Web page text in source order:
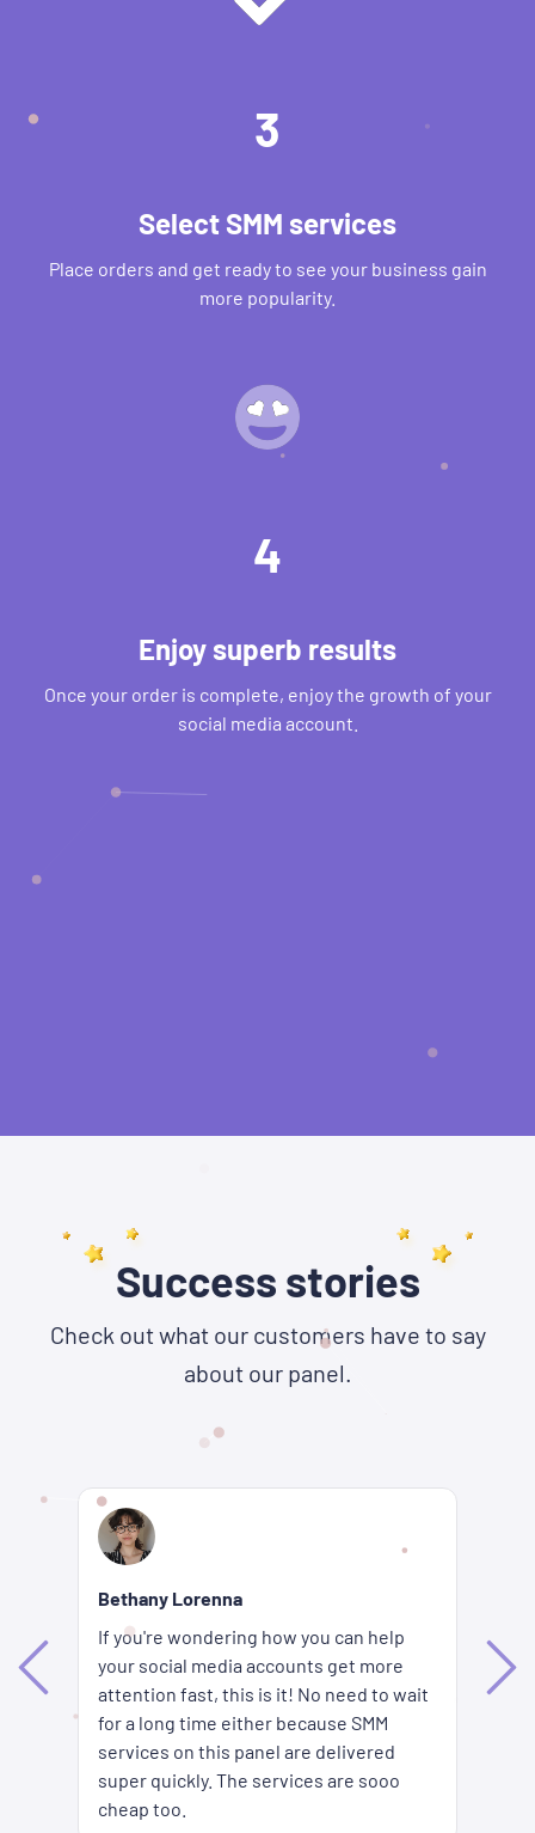
3
Select SMM services
Place orders and get ready to see your business gain
more popularity.
4
Enjoy superb results
Once your order is complete, enjoy the growth of your
social media account.
Success stories
Check out what our customers have to say
about our panel.
Bethany Lorenna
If you're wondering how you can help
your social media accounts get more
attention fast, this is it! No need to wait
for a long time either because SMM
services on this panel are delivered
super quickly. The services are sooo
cheap too.